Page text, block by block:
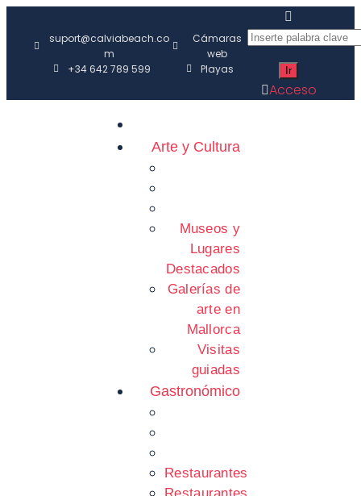
suport@calviabeach.co
m
+34 642 789 599
Cámaras
web
Playas
Acceso
Arte y Cultura
Museos y
Lugares
Destacados
Galerías de
arte en
Mallorca
Visitas
guiadas
Gastronómico
Restaurantes